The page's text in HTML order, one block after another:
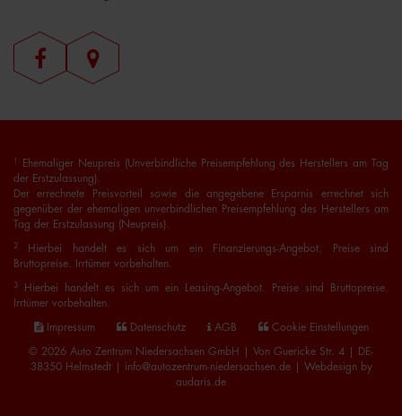
1
Ehemaliger Neupreis (Unverbindliche Preisempfehlung des Herstellers am Tag
der Erstzulassung).
Der errechnete Preisvorteil sowie die angegebene Ersparnis errechnet sich
gegenüber der ehemaligen unverbindlichen Preisempfehlung des Herstellers am
Tag der Erstzulassung (Neupreis).
2
Hierbei handelt es sich um ein Finanzierungs-Angebot. Preise sind
Bruttopreise. Irrtümer vorbehalten.
3
Hierbei handelt es sich um ein Leasing-Angebot. Preise sind Bruttopreise.
Irrtümer vorbehalten.
Impressum Datenschutz AGB Cookie Einstellungen
© 2026 Auto Zentrum Niedersachsen GmbH | Von Guericke Str. 4 | DE-
38350 Helmstedt | info@autozentrum-niedersachsen.de | Webdesign by
audaris.de